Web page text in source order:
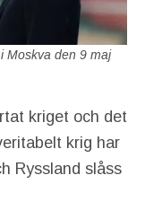
Moskva den 9 maj
kriget och det
krig har
Ryssland slåss